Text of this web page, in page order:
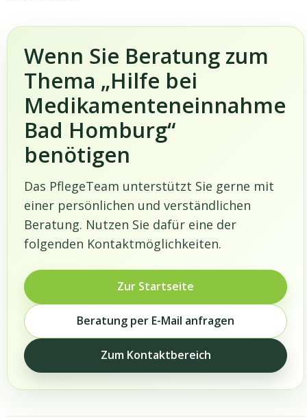
Wenn Sie Beratung zum
Thema „Hilfe bei
Medikamenteneinnahme
Bad Homburg“
benötigen
Das PflegeTeam unterstützt Sie gerne mit
einer persönlichen und verständlichen
Beratung. Nutzen Sie dafür eine der
folgenden Kontaktmöglichkeiten.
Zur Startseite
Beratung per E-Mail anfragen
Zum Kontaktbereich